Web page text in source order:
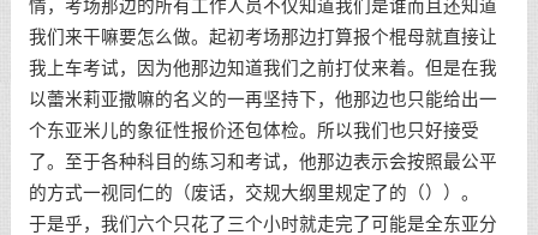
情，考场那边的所有工作人员不仅知道我们是谁而且还知道
我们来干嘛要怎么做。起初考场那边打算报个棍母就直接让
我上车考试，因为他那边知道我们之前打仗来着。但是在我
以蕾米莉亚撒嘛的名义的一再坚持下，他那边也只能给出一
个东亚米儿的象征性报价还包体检。所以我们也只好接受
了。至于各种科目的练习和考试，他那边表示会按照最公平
的方式一视同仁的（废话，交规大纲里规定了的（））。
于是乎，我们六个只花了三个小时就走完了可能是全东亚分